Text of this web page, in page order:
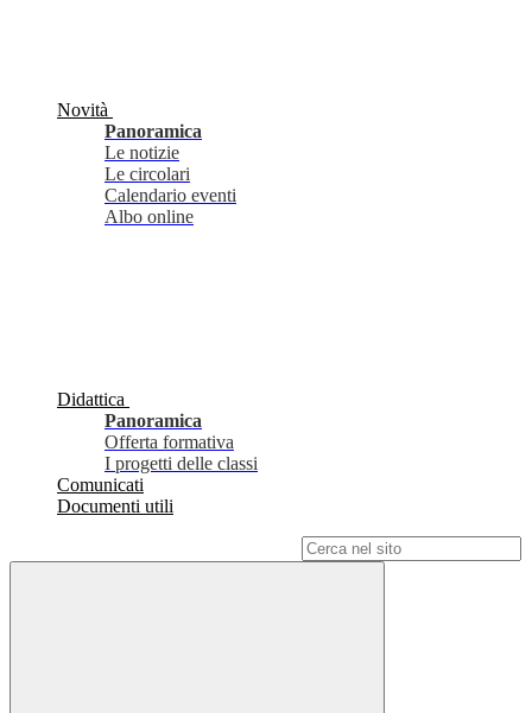
Novità
Panoramica
Le notizie
Le circolari
Calendario eventi
Albo online
Didattica
Panoramica
Offerta formativa
I progetti delle classi
Comunicati
Documenti utili